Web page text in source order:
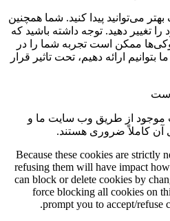
می‌توانید پیدا کنید. شما همچنین
تغییر دهید. توجه داشته باشید که
ممکن است تجربه شما را در
ارائه دهیم، تحت تاثیر قرار
موجود از طریق وب سایت ما و
آن کاملاً ضروری هستند.
Because these cookies are strictly
refusing them will have impact
can block or delete cookies by
force blocking all cookies on
prompt you to accept/refuse